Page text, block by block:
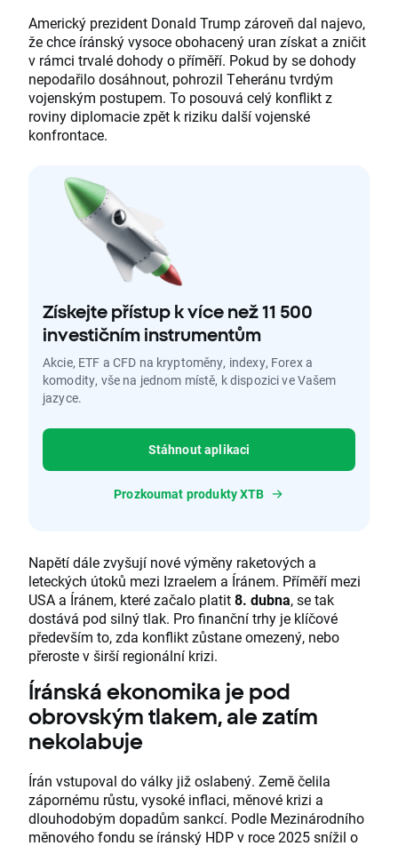
Americký prezident Donald Trump zároveň dal najevo,
že chce íránský vysoce obohacený uran získat a zničit
v rámci trvalé dohody o příměří. Pokud by se dohody
nepodařilo dosáhnout, pohrozil Teheránu tvrdým
vojenským postupem. To posouvá celý konflikt z
roviny diplomacie zpět k riziku další vojenské
konfrontace.
Získejte přístup k více než 11 500
investičním instrumentům
Akcie, ETF a CFD na kryptoměny, indexy, Forex a
komodity, vše na jednom místě, k dispozici ve Vašem
jazyce.
Stáhnout aplikaci
Prozkoumat produkty XTB
Napětí dále zvyšují nové výměny raketových a
leteckých útoků mezi Izraelem a Íránem. Příměří mezi
USA a Íránem, které začalo platit8. dubna, se tak
dostává pod silný tlak. Pro finanční trhy je klíčové
především to, zda konflikt zůstane omezený, nebo
přeroste v širší regionální krizi.
Íránská ekonomika je pod
obrovským tlakem, ale zatím
nekolabuje
Írán vstupoval do války již oslabený. Země čelila
zápornému růstu, vysoké inflaci, měnové krizi a
dlouhodobým dopadům sankcí. Podle Mezinárodního
měnového fondu se íránský HDP v roce 2025 snížil o